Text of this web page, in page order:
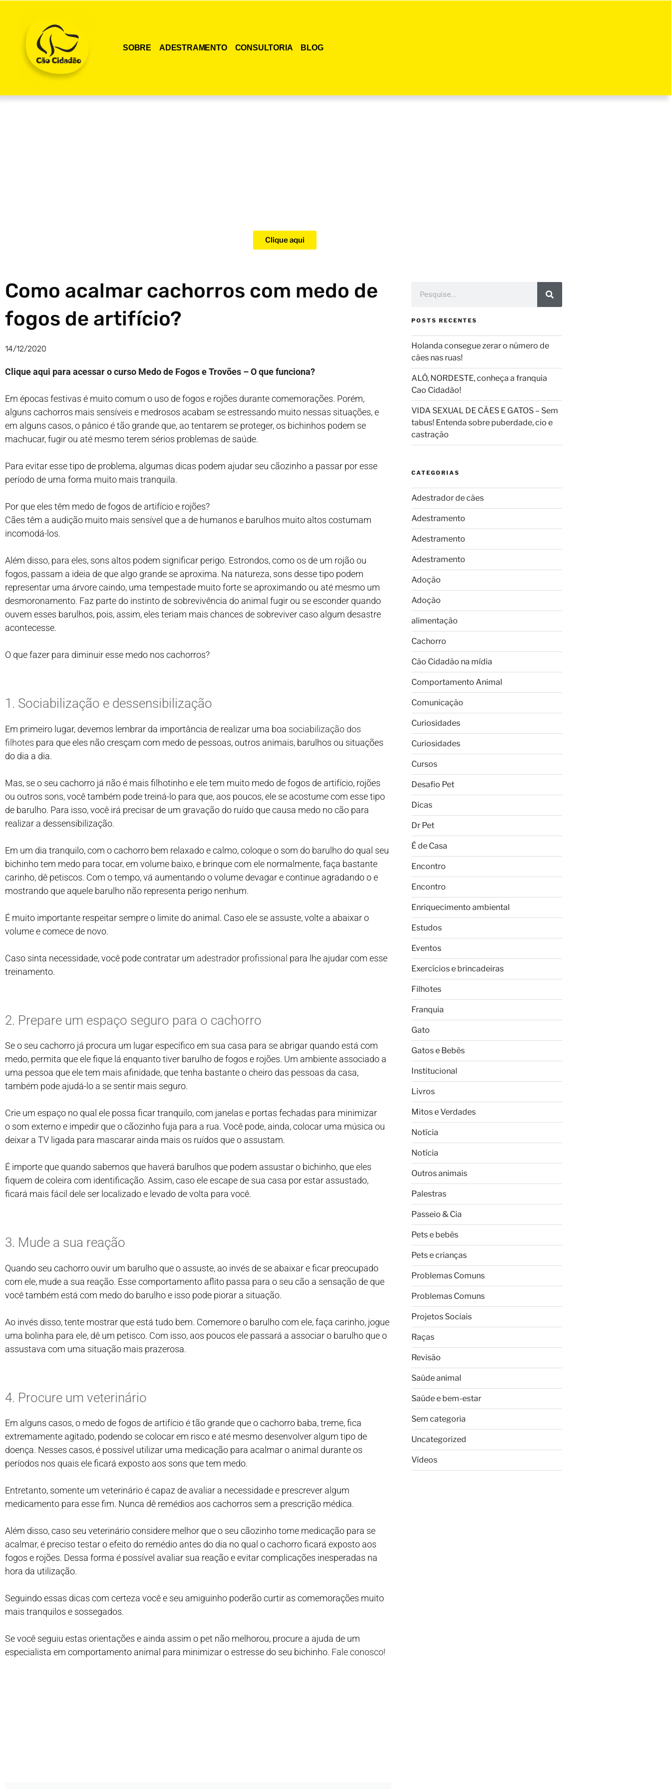
SOBRE ADESTRAMENTO CONSULTORIA BLOG
Clique aqui
Como acalmar cachorros com medo de
fogos de artifício?
14/12/2020
Clique aqui para acessar o curso Medo de Fogos e Trovões – O que funciona?
Em épocas festivas é muito comum o uso de fogos e rojões durante comemorações. Porém,
alguns cachorros mais sensíveis e medrosos acabam se estressando muito nessas situações, e
em alguns casos, o pânico é tão grande que, ao tentarem se proteger, os bichinhos podem se
machucar, fugir ou até mesmo terem sérios problemas de saúde.
Para evitar esse tipo de problema, algumas dicas podem ajudar seu cãozinho a passar por esse
período de uma forma muito mais tranquila.
Por que eles têm medo de fogos de artifício e rojões?
Cães têm a audição muito mais sensível que a de humanos e barulhos muito altos costumam
incomodá-los.
Além disso, para eles, sons altos podem significar perigo. Estrondos, como os de um rojão ou
fogos, passam a ideia de que algo grande se aproxima. Na natureza, sons desse tipo podem
representar uma árvore caindo, uma tempestade muito forte se aproximando ou até mesmo um
desmoronamento. Faz parte do instinto de sobrevivência do animal fugir ou se esconder quando
ouvem esses barulhos, pois, assim, eles teriam mais chances de sobreviver caso algum desastre
acontecesse.
O que fazer para diminuir esse medo nos cachorros?
1. Sociabilização e dessensibilização
Em primeiro lugar, devemos lembrar da importância de realizar uma boa sociabilização dos
filhotes para que eles não cresçam com medo de pessoas, outros animais, barulhos ou situações
do dia a dia.
Mas, se o seu cachorro já não é mais filhotinho e ele tem muito medo de fogos de artifício, rojões
ou outros sons, você também pode treiná-lo para que, aos poucos, ele se acostume com esse tipo
de barulho. Para isso, você irá precisar de um gravação do ruído que causa medo no cão para
realizar a dessensibilização.
Em um dia tranquilo, com o cachorro bem relaxado e calmo, coloque o som do barulho do qual seu
bichinho tem medo para tocar, em volume baixo, e brinque com ele normalmente, faça bastante
carinho, dê petiscos. Com o tempo, vá aumentando o volume devagar e continue agradando o e
mostrando que aquele barulho não representa perigo nenhum.
É muito importante respeitar sempre o limite do animal. Caso ele se assuste, volte a abaixar o
volume e comece de novo.
Caso sinta necessidade, você pode contratar um adestrador profissional para lhe ajudar com esse
treinamento.
2. Prepare um espaço seguro para o cachorro
Se o seu cachorro já procura um lugar específico em sua casa para se abrigar quando está com
medo, permita que ele fique lá enquanto tiver barulho de fogos e rojões. Um ambiente associado a
uma pessoa que ele tem mais afinidade, que tenha bastante o cheiro das pessoas da casa,
também pode ajudá-lo a se sentir mais seguro.
Crie um espaço no qual ele possa ficar tranquilo, com janelas e portas fechadas para minimizar
o som externo e impedir que o cãozinho fuja para a rua. Você pode, ainda, colocar uma música ou
deixar a TV ligada para mascarar ainda mais os ruídos que o assustam.
É importe que quando sabemos que haverá barulhos que podem assustar o bichinho, que eles
fiquem de coleira com identificação. Assim, caso ele escape de sua casa por estar assustado,
ficará mais fácil dele ser localizado e levado de volta para você.
3. Mude a sua reação
Quando seu cachorro ouvir um barulho que o assuste, ao invés de se abaixar e ficar preocupado
com ele, mude a sua reação. Esse comportamento aflito passa para o seu cão a sensação de que
você também está com medo do barulho e isso pode piorar a situação.
Ao invés disso, tente mostrar que está tudo bem. Comemore o barulho com ele, faça carinho, jogue
uma bolinha para ele, dê um petisco. Com isso, aos poucos ele passará a associar o barulho que o
assustava com uma situação mais prazerosa.
4. Procure um veterinário
Em alguns casos, o medo de fogos de artifício é tão grande que o cachorro baba, treme, fica
extremamente agitado, podendo se colocar em risco e até mesmo desenvolver algum tipo de
doença. Nesses casos, é possível utilizar uma medicação para acalmar o animal durante os
períodos nos quais ele ficará exposto aos sons que tem medo.
Entretanto, somente um veterinário é capaz de avaliar a necessidade e prescrever algum
medicamento para esse fim. Nunca dê remédios aos cachorros sem a prescrição médica.
Além disso, caso seu veterinário considere melhor que o seu cãozinho tome medicação para se
acalmar, é preciso testar o efeito do remédio antes do dia no qual o cachorro ficará exposto aos
fogos e rojões. Dessa forma é possível avaliar sua reação e evitar complicações inesperadas na
hora da utilização.
Seguindo essas dicas com certeza você e seu amiguinho poderão curtir as comemorações muito
mais tranquilos e sossegados.
Se você seguiu estas orientações e ainda assim o pet não melhorou, procure a ajuda de um
especialista em comportamento animal para minimizar o estresse do seu bichinho. Fale conosco!
POSTS RECENTES
Holanda consegue zerar o número de
cães nas ruas!
ALÔ, NORDESTE, conheça a franquia
Cao Cidadão!
VIDA SEXUAL DE CÃES E GATOS – Sem
tabus! Entenda sobre puberdade, cio e
castração
CATEGORIAS
Adestrador de cães
Adestramento
Adestramento
Adestramento
Adoção
Adoção
alimentação
Cachorro
Cão Cidadão na mídia
Comportamento Animal
Comunicação
Curiosidades
Curiosidades
Cursos
Desafio Pet
Dicas
Dr Pet
É de Casa
Encontro
Encontro
Enriquecimento ambiental
Estudos
Eventos
Exercícios e brincadeiras
Filhotes
Franquia
Gato
Gatos e Bebês
Institucional
Livros
Mitos e Verdades
Notícia
Notícia
Outros animais
Palestras
Passeio & Cia
Pets e bebês
Pets e crianças
Problemas Comuns
Problemas Comuns
Projetos Sociais
Raças
Revisão
Saúde animal
Saúde e bem-estar
Sem categoria
Uncategorized
Vídeos